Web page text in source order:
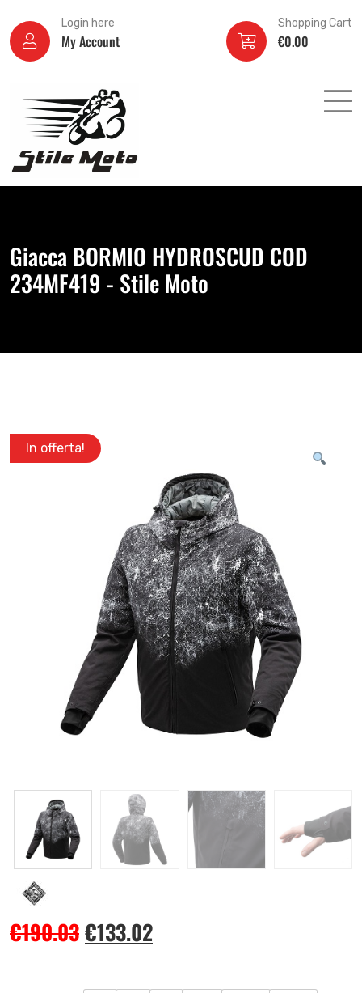
Login here
My Account
Shopping Cart
€0.00
Giacca BORMIO HYDROSCUD COD
234MF419 - Stile Moto
In offerta!
€190.03€133.02